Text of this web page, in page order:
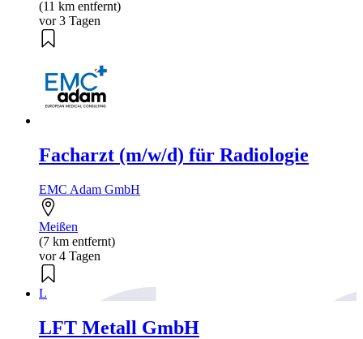
(11 km entfernt)
vor 3 Tagen
Facharzt (m/w/d) für Radiologie
EMC Adam GmbH
Meißen
(7 km entfernt)
vor 4 Tagen
L
LFT Metall GmbH